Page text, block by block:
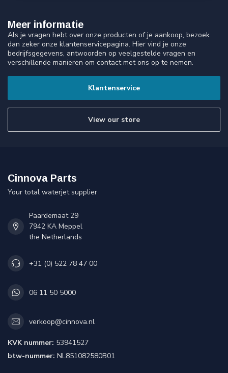
Meer informatie
Als je vragen hebt over onze producten of je aankoop, bezoek
dan zeker onze klantenservicepagina. Hier vind je onze
bedrijfsgegevens, antwoorden op veelgestelde vragen en
verschillende manieren om contact met ons op te nemen.
Klantenservice
View our store
Cinnova Parts
Your total waterjet supplier
Paardemaat 29
7942 KA Meppel
the Netherlands
+31 (0) 522 78 47 00
06 11 50 5000
verkoop@cinnova.nl
KVK nummer: 53941527
btw-nummer: NL851082580B01